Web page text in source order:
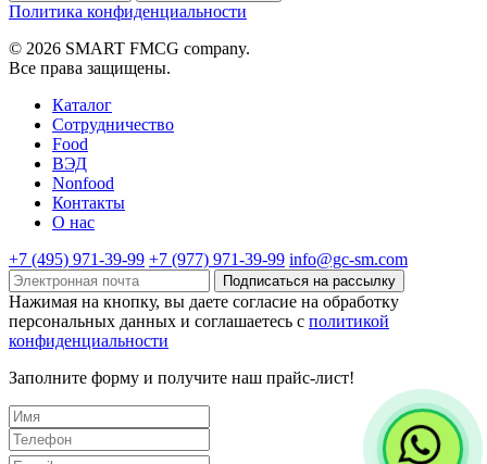
Политика конфиденциальности
© 2026 SMART FMCG company.
Все права защищены.
Каталог
Cотрудничество
Food
ВЭД
Nonfood
Контакты
О нас
+7 (495) 971-39-99 +7 (977) 971-39-99 info@gc-sm.com
Подписаться на рассылку
Нажимая на кнопку, вы даете согласие на обработку
персональных данных и соглашаетесь c политикой
конфиденциальности
Заполните форму и получите наш прайс-лист!